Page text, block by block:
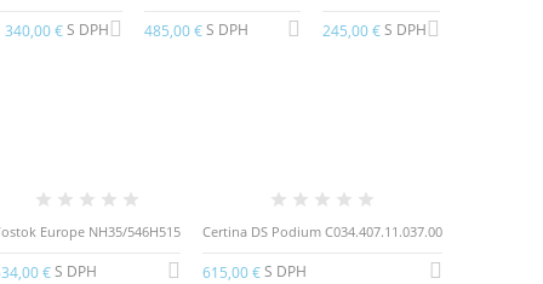
340,00 €S DPH 485,00 €S DPH 245,00 €S DPH
Europe NH35/546H515
€S DPH
Certina DS Podium C034.407.11.037.00
615,00 €S DPH